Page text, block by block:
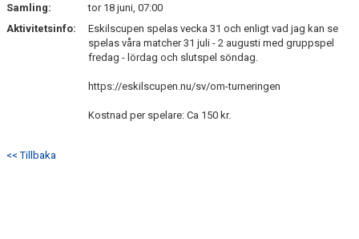
Samling:
tor 18 juni, 07:00
Aktivitetsinfo:
Eskilscupen spelas vecka 31 och enligt vad jag kan se
spelas våra matcher 31 juli - 2 augusti med gruppspel
fredag - lördag och slutspel söndag.
https://eskilscupen.nu/sv/om-turneringen
Kostnad per spelare: Ca 150 kr.
<< Tillbaka